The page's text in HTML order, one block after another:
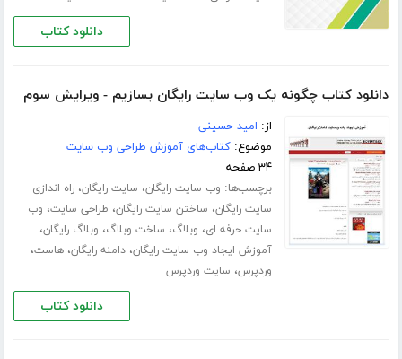
دانلود کتاب
دانلود کتاب چگونه یک وب سایت رایگان بسازیم - ویرایش سوم
از: امید حسینی
موضوع:کتاب‌های آموزش طراحی وب سایت
۳۴ صفحه
برچسب‌ها: وب سایت رایگان، سایت رایگان،راه اندازی
سایت رایگان، ساختن سایت رایگان، طراحی سایت، وب
سایت حرفه ای، وبلاگ، ساخت وبلاگ، وبلاگ رایگان،
آموزش ایجاد وب سایت رایگان،دامنه رایگان،هاست،
وردپرس، سایت وردپرس
دانلود کتاب